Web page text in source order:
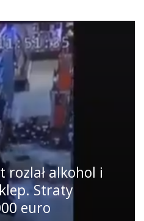
alkohol i
Straty
euro